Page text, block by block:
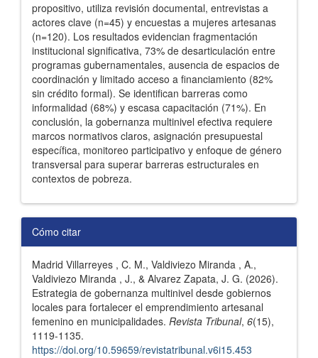
propositivo, utiliza revisión documental, entrevistas a
actores clave (n=45) y encuestas a mujeres artesanas
(n=120). Los resultados evidencian fragmentación
institucional significativa, 73% de desarticulación entre
programas gubernamentales, ausencia de espacios de
coordinación y limitado acceso a financiamiento (82%
sin crédito formal). Se identifican barreras como
informalidad (68%) y escasa capacitación (71%). En
conclusión, la gobernanza multinivel efectiva requiere
marcos normativos claros, asignación presupuestal
específica, monitoreo participativo y enfoque de género
transversal para superar barreras estructurales en
contextos de pobreza.
Detalles
del
artículo
Cómo citar
Madrid Villarreyes , C. M., Valdiviezo Miranda , A.,
Valdiviezo Miranda , J., & Alvarez Zapata, J. G. (2026).
Estrategia de gobernanza multinivel desde gobiernos
locales para fortalecer el emprendimiento artesanal
femenino en municipalidades. Revista Tribunal, 6(15),
1119-1135.
https://doi.org/10.59659/revistatribunal.v6i15.453